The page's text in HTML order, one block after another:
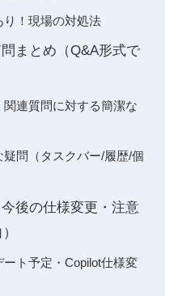
！現場の対処法
まとめ（Q&A形式で
連質問に対する簡潔な
問（タスクバー/履歴/個
後の仕様変更・注意
ト予定・Copilot仕様変